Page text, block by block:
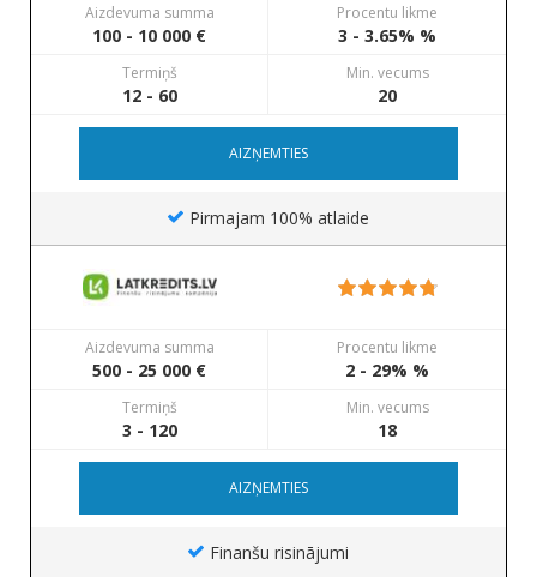
Aizdevuma summa
100 - 10 000 €
Procentu likme
3 - 3.65% %
Termiņš
12 - 60
Min. vecums
20
AIZŅEMTIES
Pirmajam 100% atlaide
Aizdevuma summa
500 - 25 000 €
Procentu likme
2 - 29% %
Termiņš
3 - 120
Min. vecums
18
AIZŅEMTIES
Finanšu risinājumi